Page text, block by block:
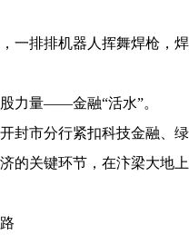
排排机器人挥舞焊枪，
力量——金融“活水”。
市分行紧扣科技金融、
的关键环节，在汴梁大地